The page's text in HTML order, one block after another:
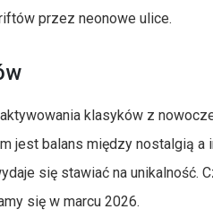
przez neonowe ulice.
klasyków z
jest balans między nostalgią a
się stawiać na unikalność.
się w marcu 2026.